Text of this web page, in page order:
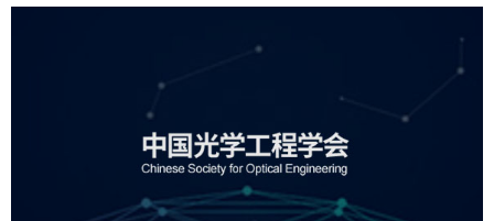
中国光学工程学会
机构组织 国企 品牌官网 网站建设 网站设计